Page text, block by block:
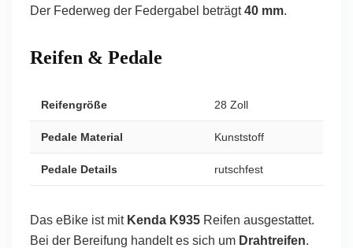
Der Federweg der Federgabel beträgt40 mm.
Reifen & Pedale
Reifengröße 28 Zoll
Pedale Material Kunststoff
Pedale Details rutschfest
Das eBike ist mit Kenda K935Reifen ausgestattet.
Bei der Bereifung handelt es sich um Drahtreifen.